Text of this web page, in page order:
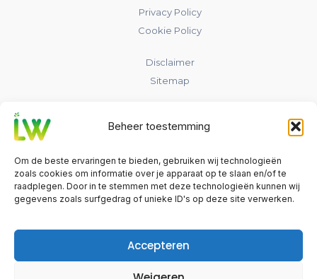
Beheer toestemming
Om de beste ervaringen te bieden, gebruiken wij technologieën
zoals cookies om informatie over je apparaat op te slaan en/of te
raadplegen. Door in te stemmen met deze technologieën kunnen wij
gegevens zoals surfgedrag of unieke ID's op deze site verwerken.
Accepteren
Privacy Policy
Cookie Policy
Disclaimer
Sitemap
Nederland
info@laadpaalwijs.nl